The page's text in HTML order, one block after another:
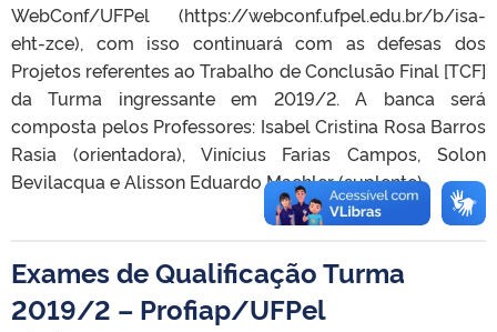
WebConf/UFPel (https://webconf.ufpel.edu.br/b/isa-
eht-zce), com isso continuará com as defesas dos
Projetos referentes ao Trabalho de Conclusão Final [TCF]
da Turma ingressante em 2019/2. A banca será
composta pelos Professores: Isabel Cristina Rosa Barros
Rasia (orientadora), Vinícius Farias Campos, Solon
Bevilacqua e Alisson Eduardo Maehler (suplente).
Exames de Qualificação Turma
2019/2 – Profiap/UFPel